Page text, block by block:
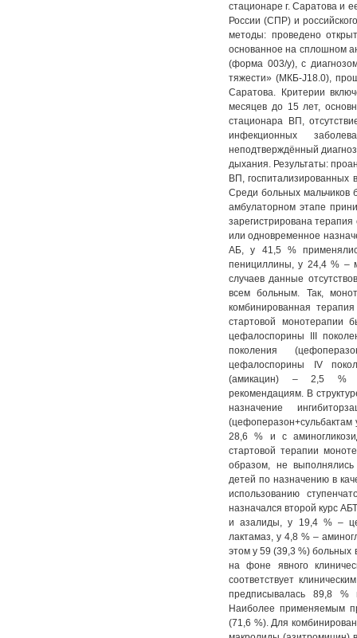
стационаре г. Саратова и
России (СПР) и
методы: проведено
основанное на сплошном
(форма 003/у), с
тяжести» (МКБ-J18.0),
Саратова. Критерии
месяцев до 15 лет,
стационара ВП,
инфекционных
неподтверждённый
дыхания. Результаты:
ВП, госпитализированных
Среди больных мальчиков
амбулаторном этапе
зарегистрирована
или одновременное
АБ, у 41,5 %
пенициллины, у 24,4 % –
случаев данные
всем больным. Так,
комбинированная
стартовой монотерапии
цефалоспорины III
поколения
цефалоспорины IV
(амикацин) – 2,5 %
рекомендациям. В
назначение
28,6 % и с
стартовой терапии
образом, не
детей по назначению в
использованию
назначался второй курс
и азалиды, у 19,4 % –
лактамаз, у 4,8 % –
этом у 59 (39,3 %) больных
на фоне явного
соответствует
предписывалась 89,8
Наиболее применяемым
(71,6 %). Для